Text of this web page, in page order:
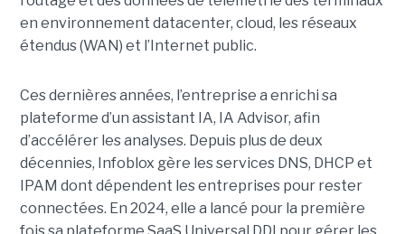
en environnement datacenter, cloud, les réseaux
étendus (WAN) et l’Internet public.
Ces dernières années, l’entreprise a enrichi sa
plateforme d’un assistant IA, IA Advisor, afin
d’accélérer les analyses. Depuis plus de deux
décennies, Infoblox gère les services DNS, DHCP et
IPAM dont dépendent les entreprises pour rester
connectées. En 2024, elle a lancé pour la première